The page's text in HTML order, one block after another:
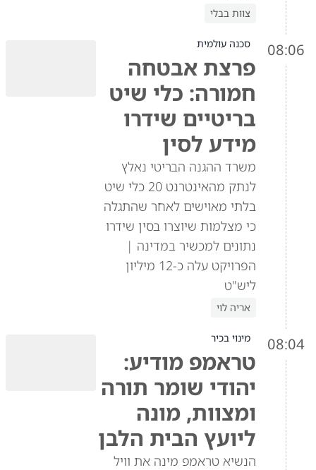
צוות בבלי
08:06 סכנה עולמית
פרצת אבטחה
חמורה: כלי שיט
בריטיים שידרו
מידע לסין
משרד ההגנה הבריטי נאלץ
לנתק מהאינטרנט 20 כלי שיט
בלתי מאוישים לאחר שהתגלה
כי מצלמות שיוצרו בסין שידרו
נתונים למכשיר במדינה |
הפרויקט עלה כ-12 מיליון
ליש"ט
אריה לוי
08:04 מינוי בכיר
טראמפ מודיע:
יהודי שומר תורה
ומצוות, מונה
ליועץ הבית הלבן
הנשיא טראמפ מינה את וויל